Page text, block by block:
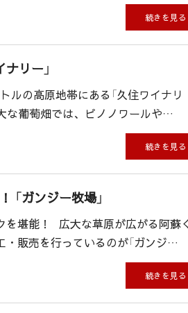
続きを見る
リー」
の高原地帯にある「久住ワイナリ
な葡萄畑では、ピノノワールや…
続きを見る
「ガンジー牧場」
を堪能！ 広大な草原が広がる阿蘇
販売を行っているのが「ガンジ…
続きを見る